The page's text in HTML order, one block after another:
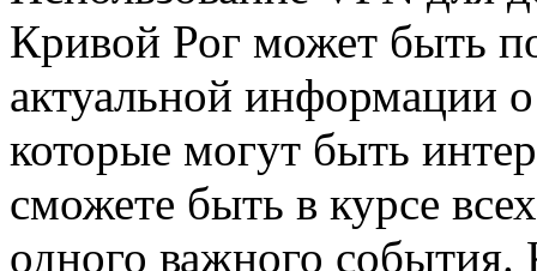
Кривой Рог может быть
актуальной информации
которые могут быть
сможете быть в курсе
одного важного события.